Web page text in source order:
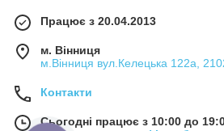
Працює з 20.04.2013
м. Вінниця
м.Вінниця вул.Келецька 122а,
Контакти
Сьогодні працює з 10:00 до